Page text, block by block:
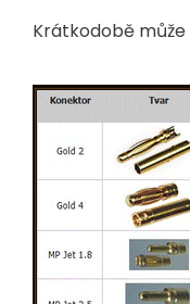
Krátkodobě může